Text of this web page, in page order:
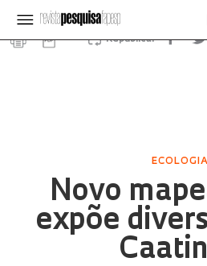
Republicar
ECOLOGIA
Novo
expõe